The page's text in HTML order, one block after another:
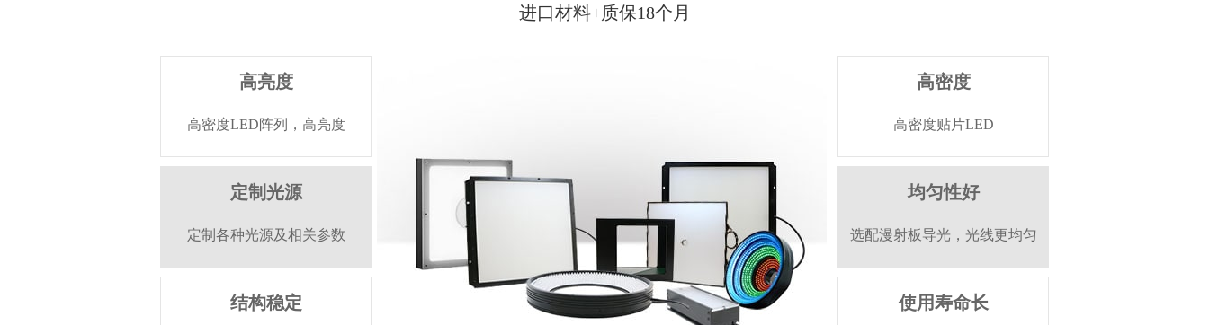
进口材料+质保18个月
高亮度
高密度LED阵列，高亮度
定制光源
定制各种光源及相关参数
结构稳定
高密度
高密度贴片LED
均匀性好
选配漫射板导光，光线更均匀
使用寿命长